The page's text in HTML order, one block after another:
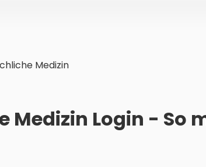
Medizin
Login - So